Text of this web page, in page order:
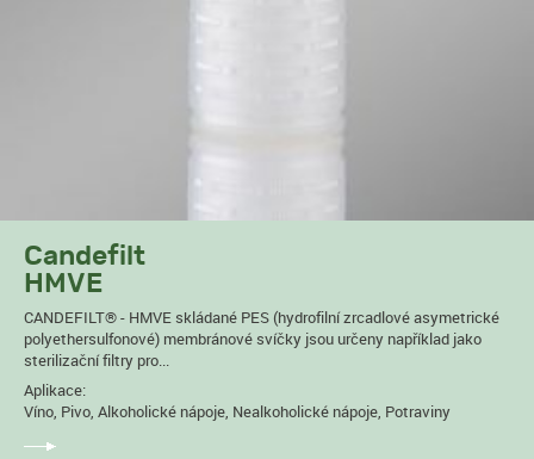
Candefilt
HMVE
CANDEFILT® - HMVE skládané PES (hydrofilní zrcadlové asymetrické
polyethersulfonové) membránové svíčky jsou určeny například jako
sterilizační filtry pro...
Aplikace:
Víno, Pivo, Alkoholické nápoje, Nealkoholické nápoje, Potraviny